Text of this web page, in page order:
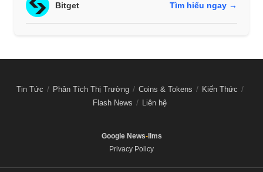
Bitget Tìm hiểu ngay →
Tin Tức Phân Tích Thị Trường Coins & Tokens
Kiến Thức
Flash News
Liên hệ
Google News-llms
Privacy Policy